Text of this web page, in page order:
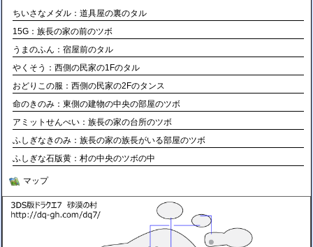
ちいさなメダル：道具屋の裏のタル
15G：族長の家の前のツボ
うまのふん：宿屋前のタル
やくそう：西側の民家の1Fのタル
おどりこの服：西側の民家の2Fのタンス
命のきのみ：東側の建物の中央の部屋のツボ
アミットせんべい：族長の家の台所のツボ
ふしぎなきのみ：族長の家の族長がいる部屋のツボ
ふしぎな石版黄：村の中央のツボの中
マップ